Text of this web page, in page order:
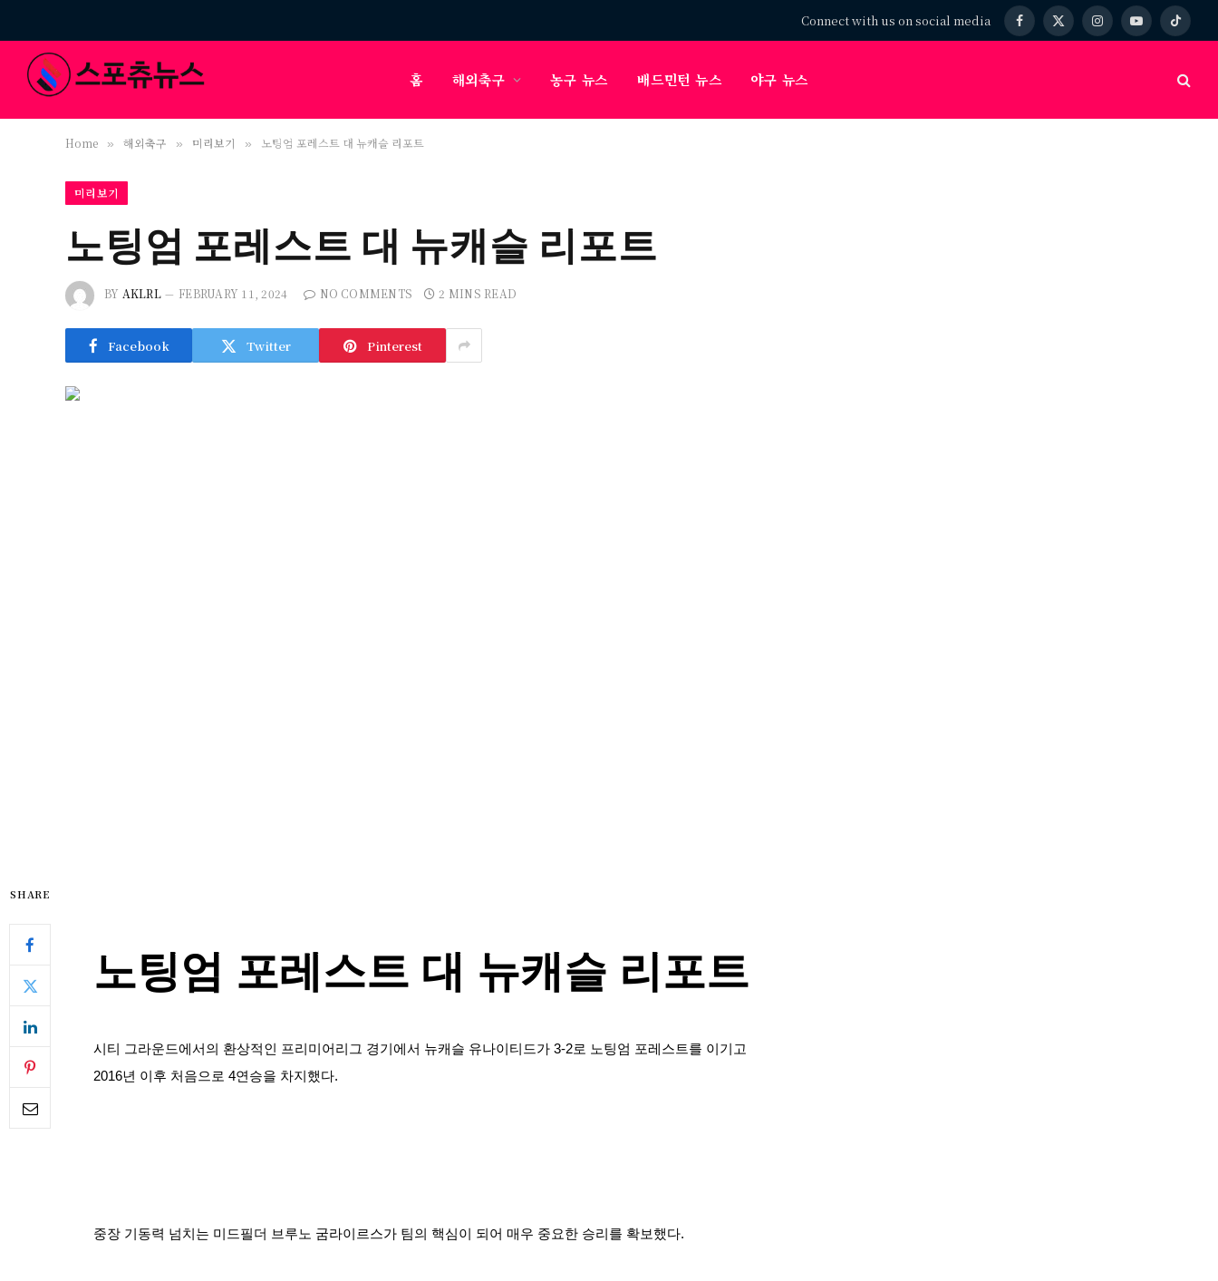
Connect with us on social media Facebook
X
InstagramYouTubeTikTok
홈 해외축구 농구 뉴스 배드민턴 뉴스 야구 뉴스
Home » 해외축구 » 미리보기 » 노팅엄 포레스트 대 뉴캐슬 리포트
미리보기
노팅엄 포레스트 대 뉴캐슬 리포트
BY AKLRL FEBRUARY 11, 2024 NO COMMENTS 2 MINS READ
Facebook Twitter Pinterest
SHARE
노팅엄 포레스트 대 뉴캐슬 리포트
시티 그라운드에서의 환상적인 프리미어리그 경기에서 뉴캐슬 유나이티드가 3-2로 노팅엄 포레스트를 이기고
2016년 이후 처음으로 4연승을 차지했다.
중장 기동력 넘치는 미드필더 브루노 굼라이르스가 팀의 핵심이 되어 매우 중요한 승리를 확보했다.